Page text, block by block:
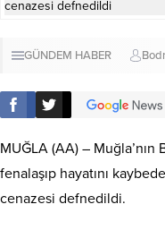
GÜNDEM HABER
MUĞLA (AA) –
fenalaşıp hayatını
cenazesi defnedildi.